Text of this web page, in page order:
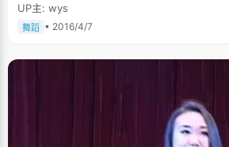
外严格，在老师眼中，闫欣是个做事认真，心思细
学老师清楚地记得这么一件事情：当时很多化学练
现的，于是拿着课本去找老师。老师的思路跟答
支持下，化学老师也同意了闫欣的观点。 闫欣的故事还很多，高三时候，她
陪着老师跑了整整大半年的晨跑，高考结束的那个
信："老师，明天我还陪你跑步"；高考看考场的那
一个人将生活了两年的教室打扫得干干净净，关好
UP主: wys
舞蹈 • 2016/4/7